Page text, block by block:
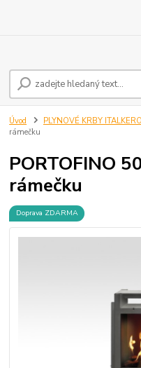
Úvod PLYNOVÉ KRBY ITALKERO
rámečku
PORTOFINO
rámečku
Doprava ZDARMA